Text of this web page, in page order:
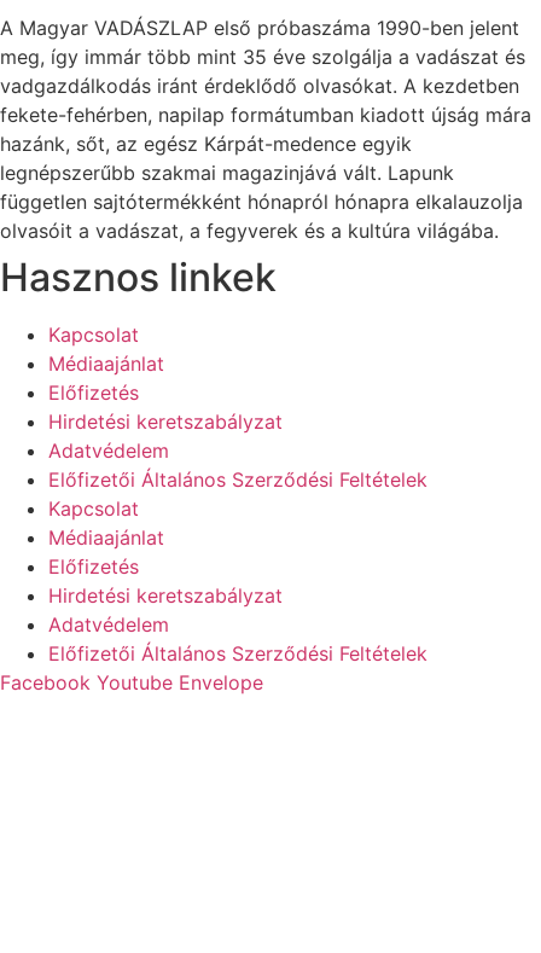
A Magyar VADÁSZLAP első próbaszáma 1990-ben jelent
meg, így immár több mint 35 éve szolgálja a vadászat és
vadgazdálkodás iránt érdeklődő olvasókat. A kezdetben
fekete-fehérben, napilap formátumban kiadott újság mára
hazánk, sőt, az egész Kárpát-medence egyik
legnépszerűbb szakmai magazinjává vált. Lapunk
független sajtótermékként hónapról hónapra elkalauzolja
olvasóit a vadászat, a fegyverek és a kultúra világába.
Hasznos linkek
Kapcsolat
Médiaajánlat
Előfizetés
Hirdetési keretszabályzat
Adatvédelem
Előfizetői Általános Szerződési Feltételek
Kapcsolat
Médiaajánlat
Előfizetés
Hirdetési keretszabályzat
Adatvédelem
Előfizetői Általános Szerződési Feltételek
Facebook Youtube Envelope